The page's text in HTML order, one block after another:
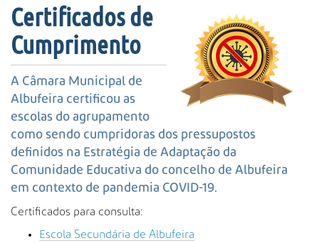
u
s
a
A
v
ç
a
d
a
Certificados de
Cumprimento
A Câmara Municipal de
Albufeira certificou as
escolas do agrupamento
como sendo cumpridoras dos pressupostos
definidos na Estratégia de Adaptação da
Comunidade Educativa do concelho de Albufeira
em contexto de pandemia COVID-19.
Certificados para consulta:
Escola Secundária de Albufeira